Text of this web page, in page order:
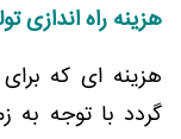
هزینه راه اندازی
هزینه ای که
گردد با توجه به